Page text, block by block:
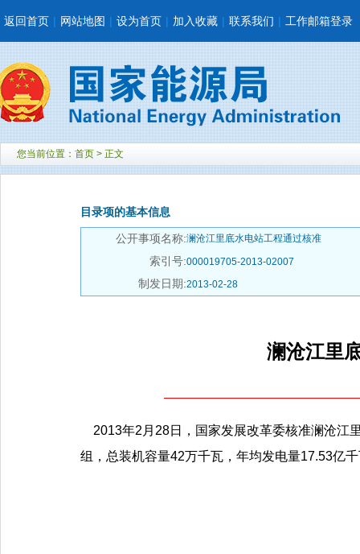
返回首页 | 网站地图 | 设为首页 | 加入收藏 | 联系我们 | 工作邮箱登录
您当前位置： 首页 > 正文
目录项的基本信息
公开事项名称:澜沧江里底水电站工程通过核准
索引号:000019705-2013-02007
制发日期:2013-02-28
澜沧江里
2013年2月28日，国家发展改革委核准澜沧江
组，总装机容量42万千瓦，年均发电量17.53亿